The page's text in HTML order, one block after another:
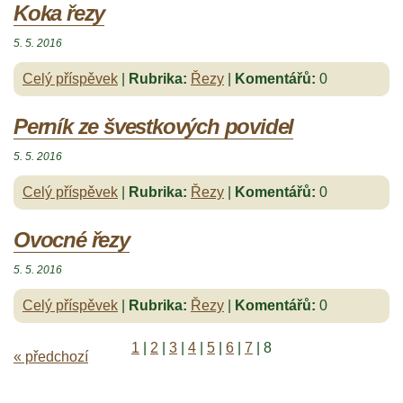
Koka řezy
5. 5. 2016
Celý příspěvek Rubrika: Řezy Komentářů: 0
Perník ze švestkových povidel
5. 5. 2016
Celý příspěvek Rubrika: Řezy Komentářů: 0
Ovocné řezy
5. 5. 2016
Celý příspěvek Rubrika: Řezy Komentářů: 0
« předchozí
1 2 3 4 5 6 7 8